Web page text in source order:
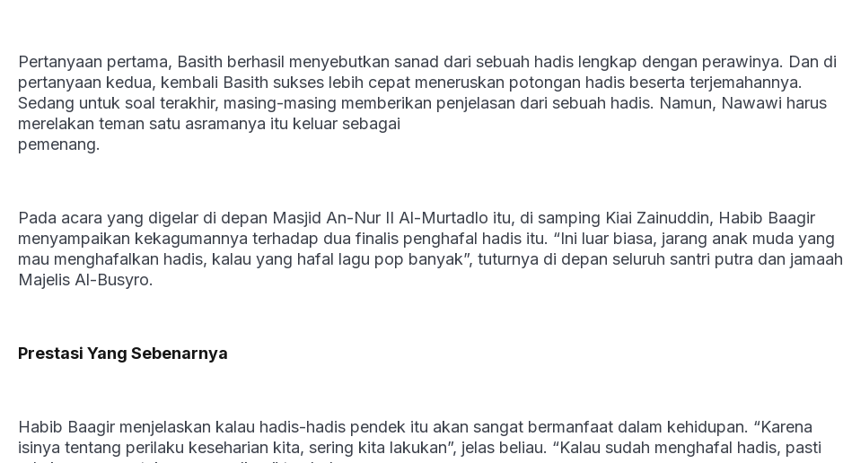
Pertanyaan pertama, Basith berhasil menyebutkan sanad dari sebuah hadis lengkap dengan perawinya. Dan di
pertanyaan kedua, kembali Basith sukses lebih cepat meneruskan potongan hadis beserta terjemahannya.
Sedang untuk soal terakhir, masing-masing memberikan penjelasan dari sebuah hadis. Namun, Nawawi harus
merelakan teman satu asramanya itu keluar sebagai
pemenang.
Pada acara yang digelar di depan Masjid An-Nur II Al-Murtadlo itu, di samping Kiai Zainuddin, Habib Baagir
menyampaikan kekagumannya terhadap dua finalis penghafal hadis itu. “Ini luar biasa, jarang anak muda yang
mau menghafalkan hadis, kalau yang hafal lagu pop banyak”, tuturnya di depan seluruh santri putra dan jamaah
Majelis Al-Busyro.
Prestasi Yang Sebenarnya
Habib Baagir menjelaskan kalau hadis-hadis pendek itu akan sangat bermanfaat dalam kehidupan. “Karena
isinya tentang perilaku keseharian kita, sering kita lakukan”, jelas beliau. “Kalau sudah menghafal hadis, pasti